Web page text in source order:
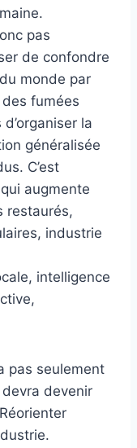
pas
de confondre
monde par
fumées
la
généralisée
C’est
augmente
restaurés,
industrie
intelligence
pas seulement
devenir